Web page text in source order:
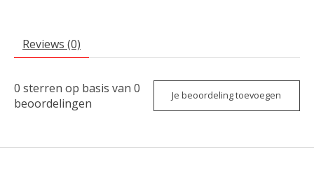
Reviews (0)
0 sterren op basis van 0
beoordelingen
Je beoordeling toevoegen